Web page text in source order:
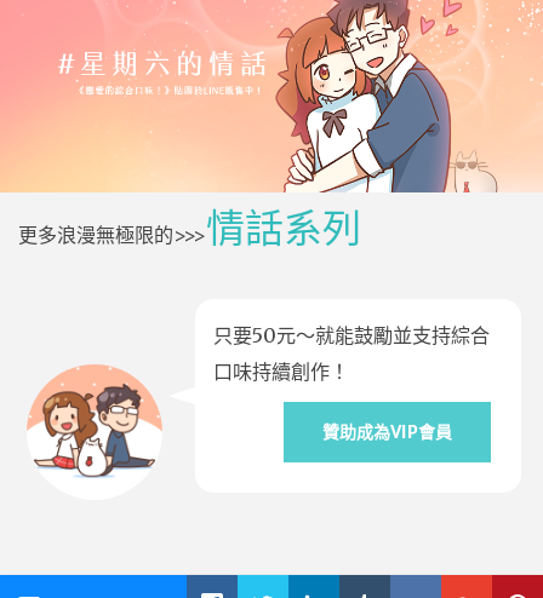
更多浪漫無極限的>>>情話系列
只要50元～就能鼓勵並支持綜合
口味持續創作！
贊助成為VIP會員